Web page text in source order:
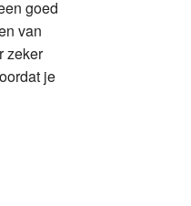
goed
van
zeker
je